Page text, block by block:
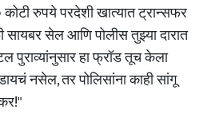
रुपये परदेशी खात्यात ट्रान्सफर
सेल आणि पोलीस तुझ्या दारात
पुराव्यांनुसार हा फ्रॉड तूच केला
नसेल, तर पोलिसांना काही सांगू